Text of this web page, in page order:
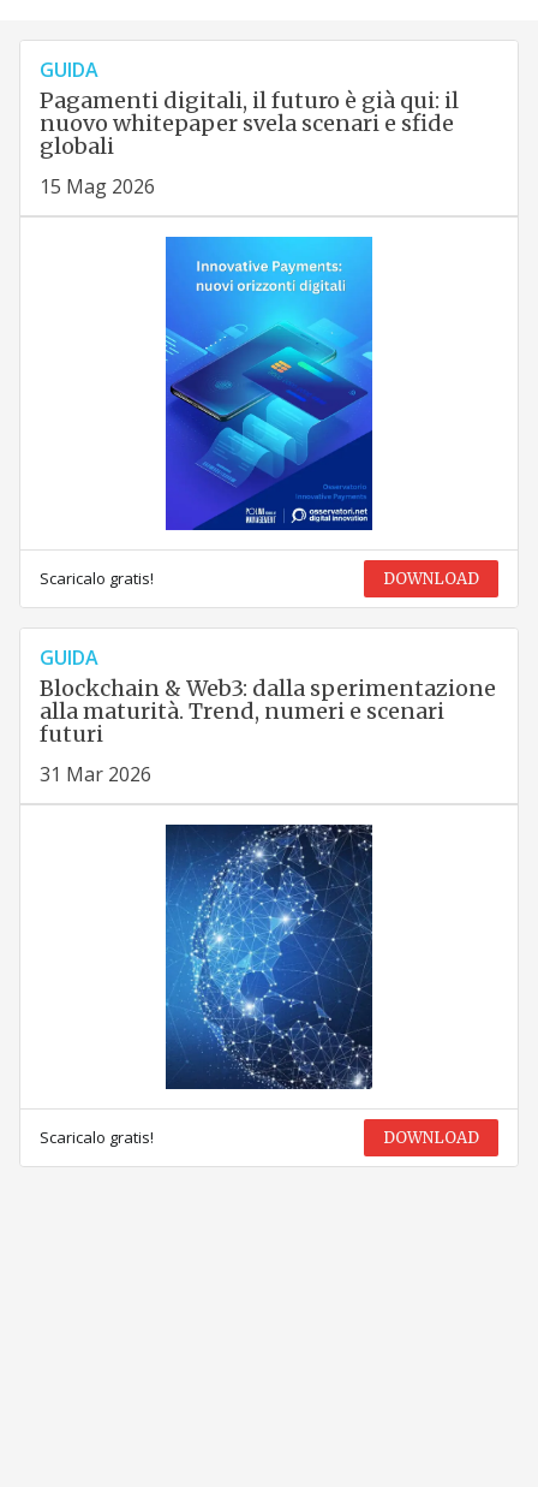
GUIDA
Pagamenti digitali, il futuro è già qui: il
nuovo whitepaper svela scenari e sfide
globali
15 Mag 2026
Scaricalo gratis! DOWNLOAD
GUIDA
Blockchain & Web3: dalla sperimentazione
alla maturità. Trend, numeri e scenari
futuri
31 Mar 2026
Scaricalo gratis! DOWNLOAD